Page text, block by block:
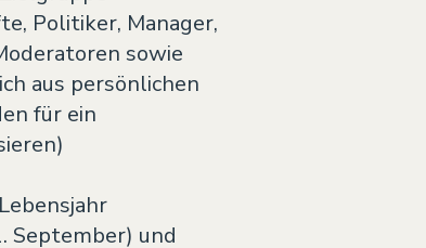
Politiker, Manager,
sowie
aus persönlichen
für ein
September) und